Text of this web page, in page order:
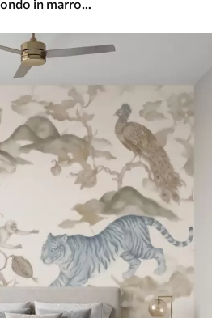
Una mappa politica del mondo in marrone con bandiere in inglese